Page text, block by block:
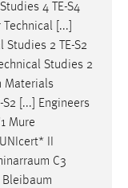
4 TE-S4
[...]
Studies 2 TE-S2
Studies 2
Materials
S2 [...] Engineers
Mure
II
C3
Bleibaum